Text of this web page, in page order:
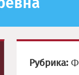
Рубрика: